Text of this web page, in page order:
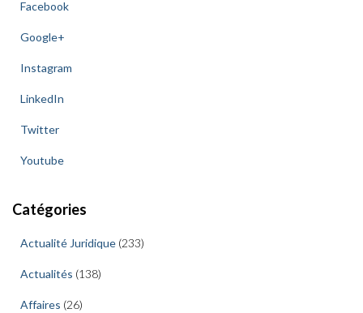
Facebook
Google+
Instagram
LinkedIn
Twitter
Youtube
Catégories
Actualité Juridique (233)
Actualités (138)
Affaires (26)